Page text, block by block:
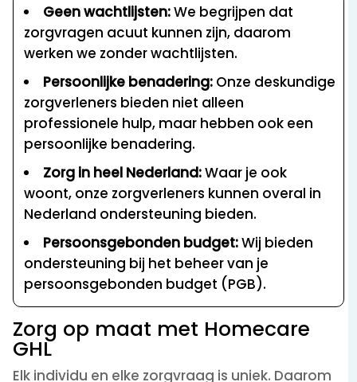
Geen wachtlijsten:We begrijpen dat
zorgvragen acuut kunnen zijn, daarom
werken we zonder wachtlijsten.
Persoonlijke benadering: Onze deskundige
zorgverleners bieden niet alleen
professionele hulp, maar hebben ook een
persoonlijke benadering.
Zorg in heel Nederland:Waar je ook
woont, onze zorgverleners kunnen overal in
Nederland ondersteuning bieden.
Persoonsgebonden budget:Wij bieden
ondersteuning bij het beheer van je
persoonsgebonden budget (PGB).
Zorg op maat met Homecare
GHL
Elk individu en elke zorgvraag is uniek. Daarom